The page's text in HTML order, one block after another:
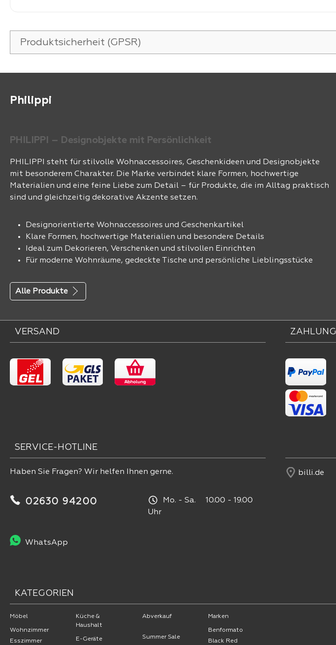
Produktsicherheit (GPSR)
Philippi
PHILIPPI – Designobjekte mit Persönlichkeit
PHILIPPI steht für stilvolle Wohnaccessoires, Geschenkideen und Designobjekte
mit besonderem Charakter. Die Marke verbindet klare Formen, hochwertige
Materialien und eine feine Liebe zum Detail – für Produkte, die im Alltag praktisch
sind und gleichzeitig dekorative Akzente setzen.
Designorientierte Wohnaccessoires und Geschenkartikel
Klare Formen, hochwertige Materialien und besondere Details
Ideal zum Dekorieren, Verschenken und stilvollen Einrichten
Für moderne Wohnräume, gedeckte Tische und persönliche Lieblingsstücke
Alle Produkte
VERSAND ZAHLUNG
SERVICE-HOTLINE
Haben Sie Fragen? Wir helfen Ihnen gerne.
02630 94200
Mo. - Sa. 10.00 - 19.00
Uhr
WhatsApp
billi.de
KATEGORIEN
Möbel
Wohnzimmer
Esszimmer
Küche &
Haushalt
E-Geräte
Abverkauf
Summer Sale
Marken
Benformato
Black Red